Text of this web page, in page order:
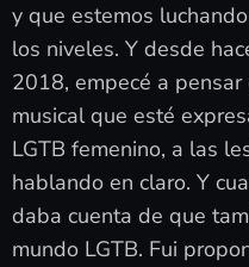
y que estemos
los niveles. Y desde
2018, empecé a
musical que esté
LGTB femenino, a las
hablando en claro. Y
daba cuenta de que
mundo LGTB. Fui